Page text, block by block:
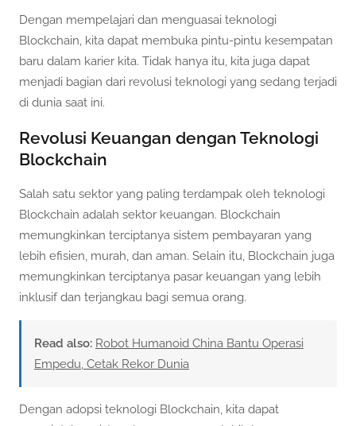
Dengan mempelajari dan menguasai teknologi
Blockchain, kita dapat membuka pintu-pintu kesempatan
baru dalam karier kita. Tidak hanya itu, kita juga dapat
menjadi bagian dari revolusi teknologi yang sedang terjadi
di dunia saat ini.
Revolusi Keuangan dengan Teknologi
Blockchain
Salah satu sektor yang paling terdampak oleh teknologi
Blockchain adalah sektor keuangan. Blockchain
memungkinkan terciptanya sistem pembayaran yang
lebih efisien, murah, dan aman. Selain itu, Blockchain juga
memungkinkan terciptanya pasar keuangan yang lebih
inklusif dan terjangkau bagi semua orang.
Read also: Robot Humanoid China Bantu Operasi
Empedu, Cetak Rekor Dunia
Dengan adopsi teknologi Blockchain, kita dapat